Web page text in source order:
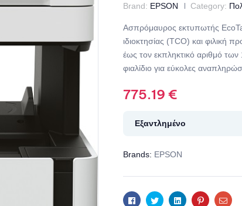
Brand: EPSON Category:
Ασπρόμαυρος εκτυπωτής
ιδιοκτησίας (TCO) και φιλική
έως τον εκπληκτικό αριθμό των
φιαλίδιο για εύκολες
775.19 €
Εξαντλημένο
Brands: EPSON
FacebookTwitterLinkedinPinterestEmail